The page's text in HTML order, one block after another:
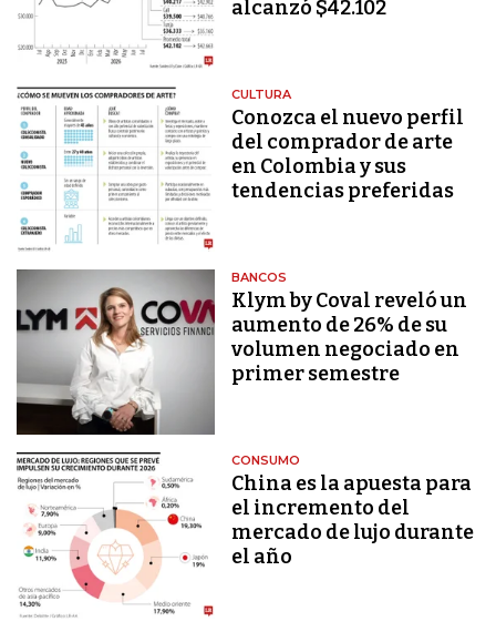
alcanzó $42.102
CULTURA
Conozca el nuevo perfil
del comprador de arte
en Colombia y sus
tendencias preferidas
BANCOS
Klym by Coval reveló un
aumento de 26% de su
volumen negociado en
primer semestre
CONSUMO
China es la apuesta para
el incremento del
mercado de lujo durante
el año